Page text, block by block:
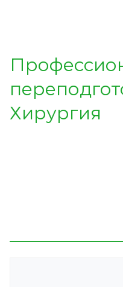
Хирургия